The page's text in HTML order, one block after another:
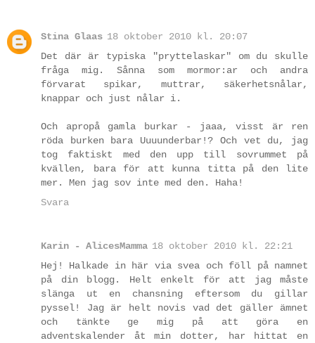
Stina Glaas 18 oktober 2010 kl. 20:07
Det där är typiska "pryttelaskar" om du skulle
fråga mig. Sånna som mormor:ar och andra
förvarat spikar, muttrar, säkerhetsnålar,
knappar och just nålar i.
Och apropå gamla burkar - jaaa, visst är ren
röda burken bara Uuuunderbar!? Och vet du, jag
tog faktiskt med den upp till sovrummet på
kvällen, bara för att kunna titta på den lite
mer. Men jag sov inte med den. Haha!
Svara
Karin - AlicesMamma 18 oktober 2010 kl. 22:21
Hej! Halkade in här via svea och föll på namnet
på din blogg. Helt enkelt för att jag måste
slänga ut en chansning eftersom du gillar
pyssel! Jag är helt novis vad det gäller ämnet
och tänkte ge mig på att göra en
adventskalender åt min dotter, har hittat en